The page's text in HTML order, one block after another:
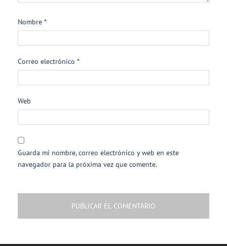
Nombre *
Correo electrónico *
Web
Guarda mi nombre, correo electrónico y web en este
navegador para la próxima vez que comente.